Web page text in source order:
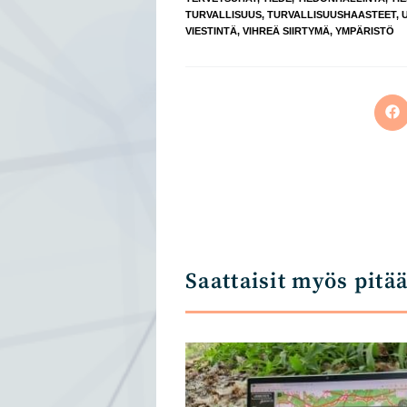
TURVALLISUUS, TURVALLISUUSHAASTEET,
VIESTINTÄ, VIHREÄ SIIRTYMÄ, YMPÄRISTÖ
in
Saattaisit myös pitää